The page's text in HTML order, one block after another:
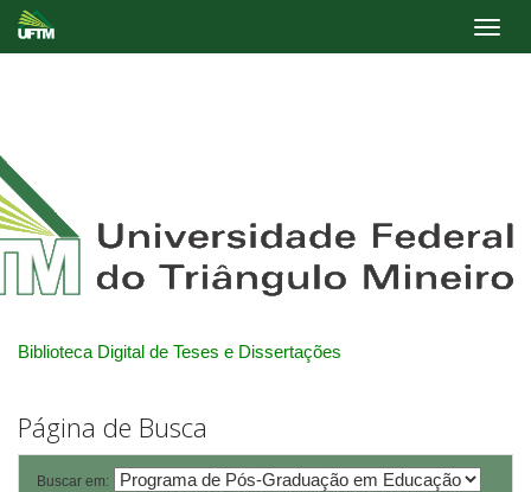
Biblioteca Digital de Teses e Dissertações
Página de Busca
Buscar em: